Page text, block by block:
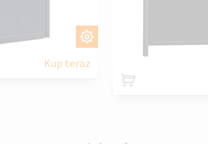
DOSTOSUJ
Kup teraz